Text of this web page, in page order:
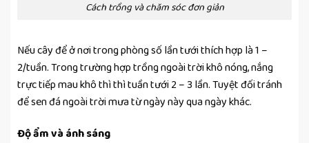
Cách trồng và chăm sóc đơn giản
Nếu cây để ở nơi trong phòng số lần tưới thích hợp là 1 –
2/tuần. Trong trường hợp trồng ngoài trời khô nóng, nắng
trực tiếp mau khô thì thì tuần tưới 2 – 3 lần. Tuyệt đối tránh
để sen đá ngoài trời mưa từ ngày này qua ngày khác.
Độ ẩm và ánh sáng